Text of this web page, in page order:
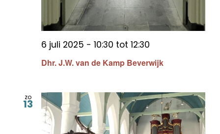
Dhr. J.W. van de Kamp Beverwijk
6 juli 2025 - 10:30 tot 12:30
zo
13